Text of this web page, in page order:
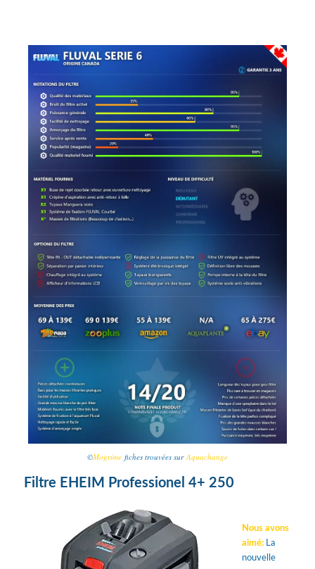
©Mogrimefiches trouvées sur Aquachange
Filtre EHEIM Professionel 4+ 250
Nous avons
aimé:La
nouvelle